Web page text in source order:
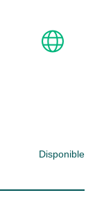
Disponible